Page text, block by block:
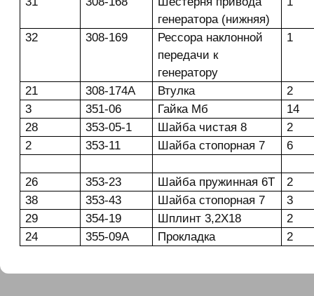
генератора (нижняя)
32 308-169
Рессора наклонной
передачи к
генератору
1
21 308-174А Втулка
2
3
351-06 Гайка Мб
14
28
353-05-1 Шайба чистая 8
2
2
353-11 Шайба стопорная 7 6
26 353-23 Шайба пружинная 6Т
2
38
353-43 Шайба стопорная 7
3
29
354-19 Шплинт 3,2X18
2
24
355-09А Прокладка 2